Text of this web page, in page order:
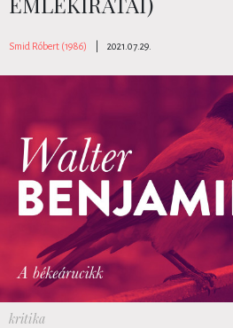
Smid Róbert (1986) 2021.07.29.
kritika